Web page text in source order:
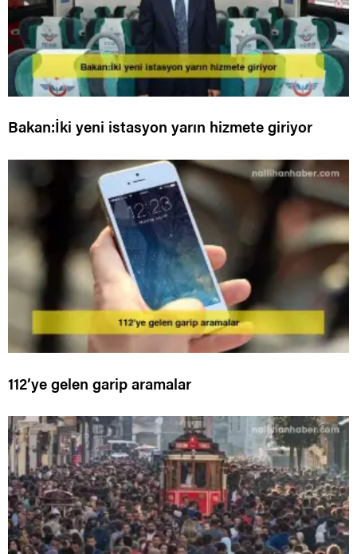
Bakan:İki yeni istasyon yarın hizmete giriyor
112’ye gelen garip aramalar